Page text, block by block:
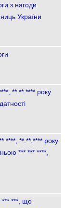
з нагоди
України
**.**.**** року
****, **.**.**** року
*** *** ****,
*** ***, що